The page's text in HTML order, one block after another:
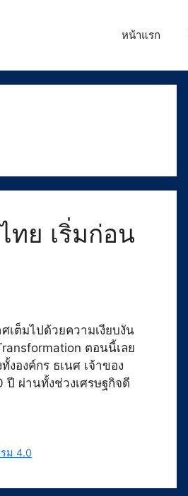
หน้าแรก
ทย เริ่มก่อน
เต็มไปด้วยความเงียบงัน
ตอนนี้เลย
งองค์กร ธเนศ เจ้าของ
ปี ผ่านทั้งช่วงเศรษฐกิจดี
ม 4.0